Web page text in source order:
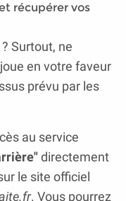
récupérer vos
Surtout, ne
en votre faveur
prévu par les
au service
directement
le site officiel
. Vous pourrez